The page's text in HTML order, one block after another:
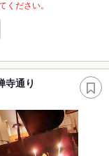
ださい。
通り